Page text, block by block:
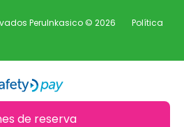
de reserva
PeruInkasico © 2026
Política